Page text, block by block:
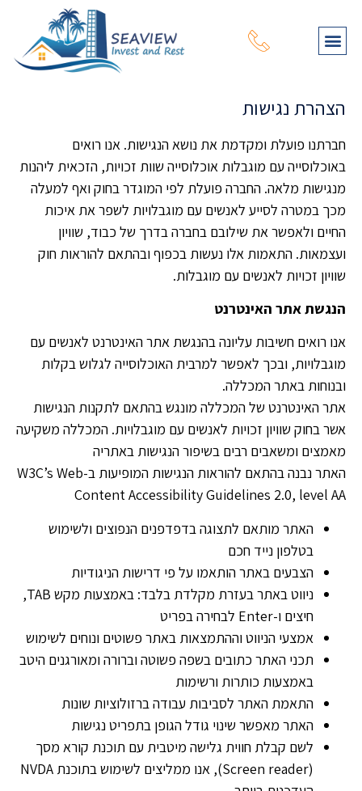
הצהרת נגישות
חברתנו פועלת ומקדמת את נושא הנגישות. אנו רואים
באוכלוסייה עם מוגבלות אוכלוסייה שוות זכויות, הזכאית ליהנות
מנגישות מלאה. החברה פועלת לפי המוגדר בחוק ואף למעלה
מכך במטרה לסייע לאנשים עם מוגבלויות לשפר את איכות
החיים ולאפשר את שילובם בחברה בדרך של כבוד, שוויון
ועצמאות. התאמות אלו נעשות בכפוף ובהתאם להוראות חוק
שוויון זכויות לאנשים עם מוגבלות.
הנגשת אתר האינטרנט
אנו רואים חשיבות עליונה בהנגשת אתר האינטרנט לאנשים עם
מוגבלויות, ובכך לאפשר למרבית האוכלוסייה לגלוש בקלות
ובנוחות באתר המכללה.
אתר האינטרנט של המכללה מונגש בהתאם לתקנות הנגישות
אשר בחוק שוויון זכויות לאנשים עם מוגבלויות. המכללה משקיעה
מאמצים ומשאבים רבים בשיפור הנגישות באתריה
האתר נבנה בהתאם להוראות הנגישות המופיעות ב-W3C’s Web
Content Accessibility Guidelines 2.0, level AA
האתר מותאם לתצוגה בדפדפנים הנפוצים ולשימוש
בטלפון נייד חכם
הצבעים באתר הותאמו על פי דרישות הניגודיות
ניווט באתר בעזרת מקלדת בלבד: באמצעות מקש TAB,
חיצים ו-Enter לבחירה בפריט
אמצעי הניווט וההתמצאות באתר פשוטים ונוחים לשימוש
תכני האתר כתובים בשפה פשוטה וברורה ומאורגנים היטב
באמצעות כותרות ורשימות
התאמת האתר לסביבות עבודה ברזולוציות שונות
האתר מאפשר שינוי גודל הגופן בתפריט נגישות
לשם קבלת חווית גלישה מיטבית עם תוכנת קורא מסך
(Screen reader), אנו ממליצים לשימוש בתוכנת NVDA